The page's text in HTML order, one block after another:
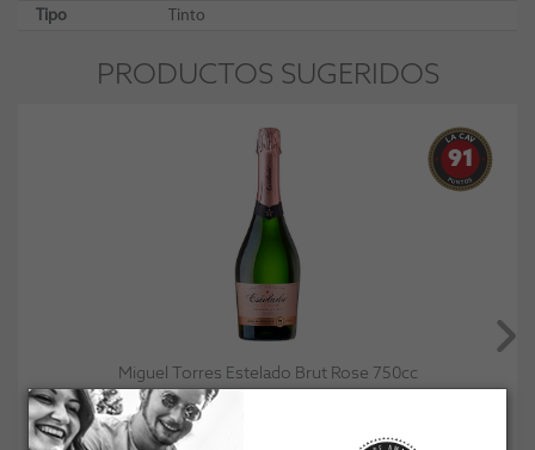
Tipo
Tinto
PRODUCTOS SUGERIDOS
91
Miguel Torres Estelado Brut Rose 750cc